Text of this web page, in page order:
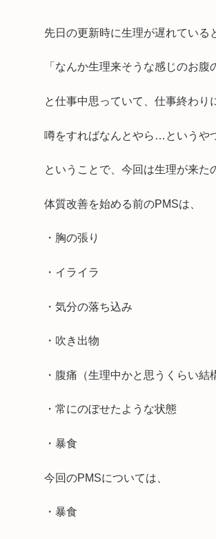
先日の更新時に生理が遅れている
「なんか生理来そうな感じのお腹
と仕事中思っていて、仕事終わ
噂をすればなんとやら…というや
ということで、今回は生理が来た
体質改善を始める前のPMSは、
・胸の張り
・イライラ
・気分の落ち込み
・吹き出物
・腹痛（生理中かと思うくらい結
・常にのぼせたような状態
・暴食
今回のPMSについては、
・暴食